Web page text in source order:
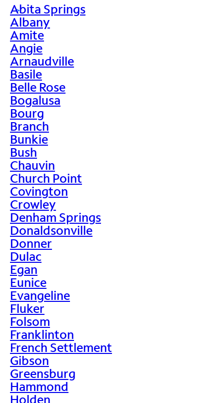
>
Abita Springs
Albany
Amite
Angie
Arnaudville
Basile
Belle Rose
Bogalusa
Bourg
Branch
Bunkie
Bush
Chauvin
Church Point
Covington
Crowley
Denham Springs
Donaldsonville
Donner
Dulac
Egan
Eunice
Evangeline
Fluker
Folsom
Franklinton
French Settlement
Gibson
Greensburg
Hammond
Holden